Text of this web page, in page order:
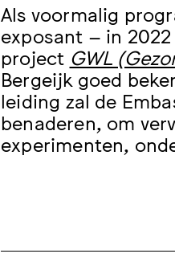
Als voormalig
exposant – in
project GWL
Bergeijk goed
leiding zal de
benaderen, om
experimenten,